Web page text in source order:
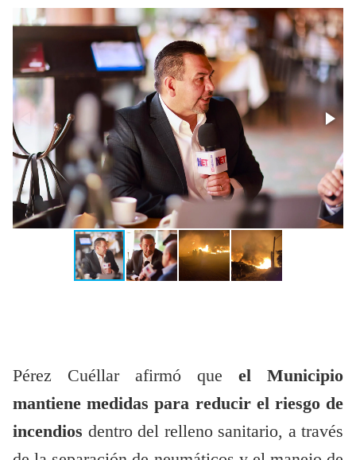
Pérez Cuéllar afirmó que el Municipio
mantiene medidas para reducir el riesgo de
incendios dentro del relleno sanitario, a través